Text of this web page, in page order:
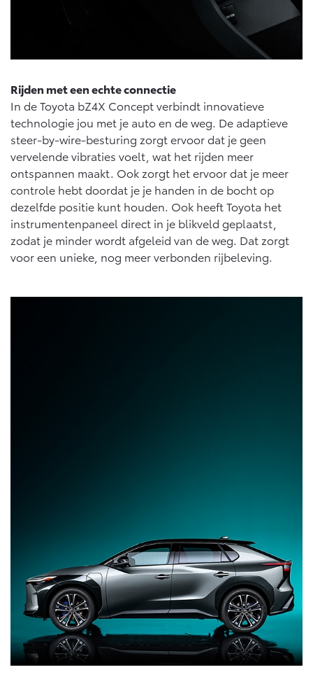
Rijden met een echte connectie
In de Toyota bZ4X Concept verbindt innovatieve
technologie jou met je auto en de weg. De adaptieve
steer-by-wire-besturing zorgt ervoor dat je geen
vervelende vibraties voelt, wat het rijden meer
ontspannen maakt. Ook zorgt het ervoor dat je meer
controle hebt doordat je je handen in de bocht op
dezelfde positie kunt houden. Ook heeft Toyota het
instrumentenpaneel direct in je blikveld geplaatst,
zodat je minder wordt afgeleid van de weg. Dat zorgt
voor een unieke, nog meer verbonden rijbeleving.